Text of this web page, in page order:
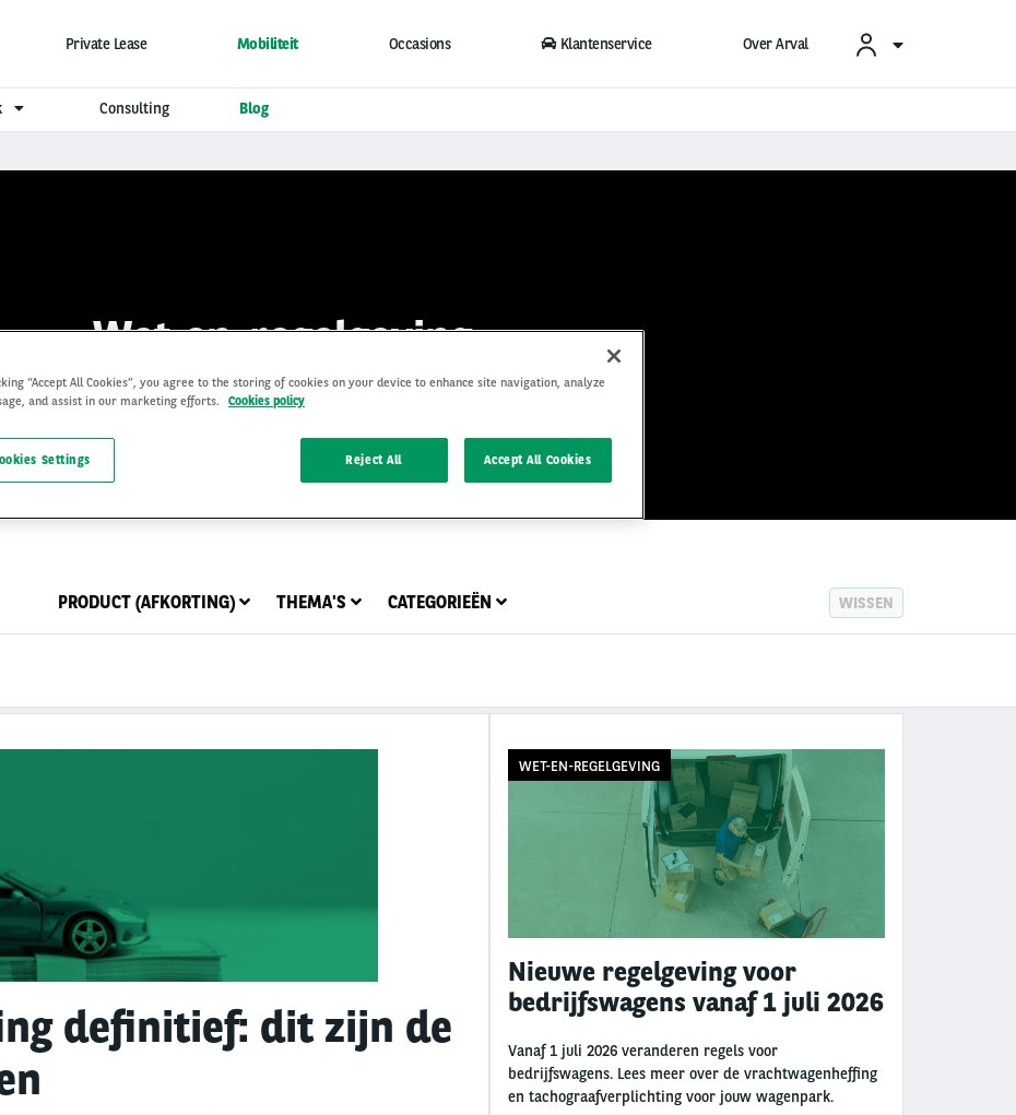
Private Lease Mobiliteit Occasions Klantenservice Over Arval
Consulting Blog
Wet-en-regelgeving
PRODUCT (AFKORTING) THEMA'S CATEGORIEËN WISSEN
definitief: dit zijn de
WET-EN-REGELGEVING
Nieuwe regelgeving voor
bedrijfswagens vanaf 1 juli 2026
Vanaf 1 juli 2026 veranderen regels voor
bedrijfswagens. Lees meer over de vrachtwagenheffing
en tachograafverplichting voor jouw wagenpark.
“Accept All Cookies”, you agree to the storing of cookies on your device to enhance site navigation, analyze
and assist in our marketing efforts.
Cookies policy
Reject All Accept All Cookies
Settings